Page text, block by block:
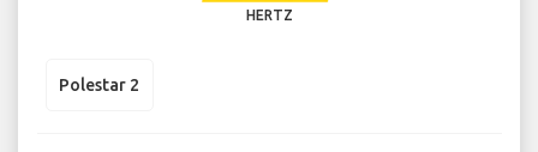
HERTZ
Polestar 2